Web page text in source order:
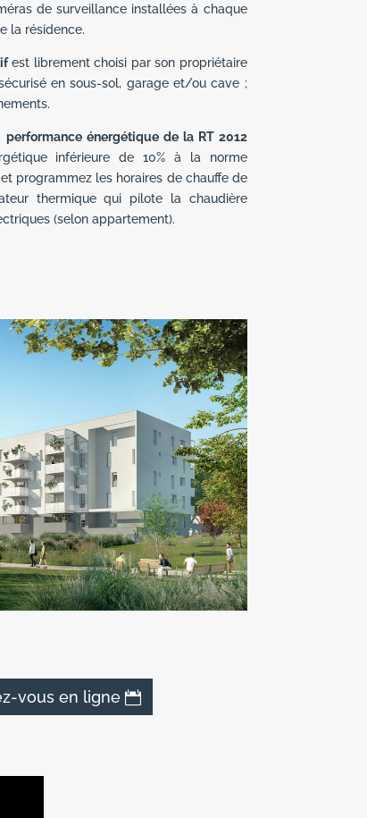
de surveillance installées à chaque
la résidence.
est librement choisi par son propriétaire
en sous-sol, garage et/ou cave ;
performance énergétique de la RT 2012
inférieure de 10% à la norme
programmez les horaires de chauffe de
thermique qui pilote la chaudière
(selon appartement).
vous en ligne